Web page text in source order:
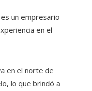
es un empresario
en el
en el norte de
lo que brindó a